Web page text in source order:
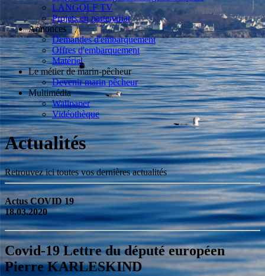
LANGOLF TV
Projets en partenariat
Annonces
Demandes d'embarquement
Offres d'embarquement
Matériel
Le métier de marin-pêcheur
Devenir marin pêcheur
Multimédia
Wallpaper
Vidéothèque
Actualités
Retrouvez ici toutes vos dernières actualités
Actus COVID 19
18.03.2020
Covid-19 Lettre du député européen
Pierre KARLESKIND